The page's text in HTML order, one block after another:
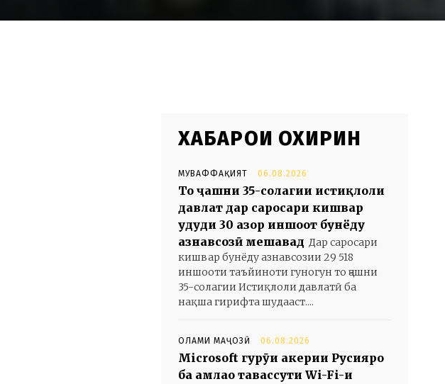
ХАБАРҲОИ ОХИРИН
МУВАФФАҚИЯТ 06.08.2026
То ҷашни 35-солагии истиқлоли
давлат дар саросари кишвар
ҳудуди 30 ҳазор иншоот бунёду
азнавсозӣ мешавад Дар саросари
кишвар бунёду азнавсозии 29 518
иншооти таъйиноти гуногун то ҷашни
35-солагии Истиқлоли давлатӣ ба
нақша гирифта шудааст....
ОЛАМИ МАҶОЗӢ 06.08.2026
Microsoft гурӯҳи ҳакерии Русияро
ба ҳамлаҳо тавассути Wi-Fi-и